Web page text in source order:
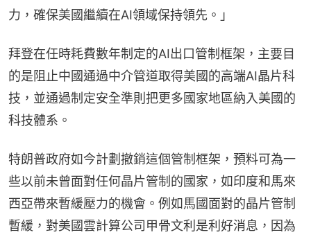
力，確保美國繼續在AI領域保持領先。」
拜登在任時耗費數年制定的AI出口管制框架，主要目
的是阻止中國通過中介管道取得美國的高端AI晶片科
技，並通過制定安全準則把更多國家地區納入美國的
科技體系。
特朗普政府如今計劃撤銷這個管制框架，預料可為一
些以前未曾面對任何晶片管制的國家，如印度和馬來
西亞帶來暫緩壓力的機會。例如馬國面對的晶片管制
暫緩，對美國雲計算公司甲骨文利是利好消息，因為